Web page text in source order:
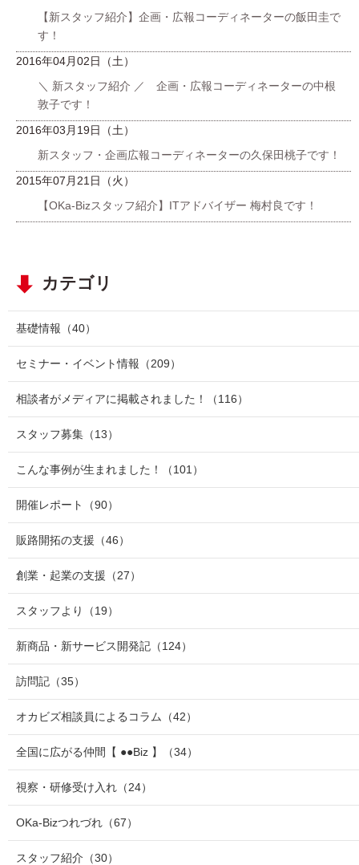
【新スタッフ紹介】企画・広報コーディネーターの飯田圭で
す！
2016年04月02日（土）
＼ 新スタッフ紹介 ／ 企画・広報コーディネーターの中根
敦子です！
2016年03月19日（土）
新スタッフ・企画広報コーディネーターの久保田桃子です！
2015年07月21日（火）
【OKa-Bizスタッフ紹介】ITアドバイザー 梅村良です！
カテゴリ
基礎情報 （40）
セミナー・イベント情報 （209）
相談者がメディアに掲載されました！ （116）
スタッフ募集 （13）
こんな事例が生まれました！ （101）
開催レポート （90）
販路開拓の支援 （46）
創業・起業の支援 （27）
スタッフより （19）
新商品・新サービス開発記 （124）
訪問記 （35）
オカビズ相談員によるコラム （42）
全国に広がる仲間【 ●●Biz 】 （34）
視察・研修受け入れ （24）
OKa-Bizつれづれ （67）
スタッフ紹介 （30）